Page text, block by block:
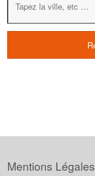
Mentions Légales